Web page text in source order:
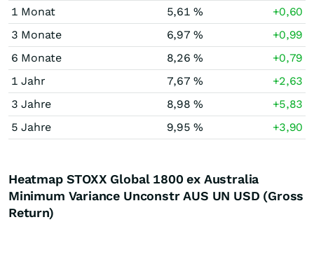
1 Monat 5,61 %
+0,60
3 Monate
6,97 %
+0,99
6 Monate
8,26 %
+0,79
1 Jahr
7,67 %
+2,63
3 Jahre
8,98 %
+5,83
5 Jahre
9,95 % +3,90
Heatmap STOXX Global 1800 ex Australia
Minimum Variance Unconstr AUS UN USD (Gross
Return)